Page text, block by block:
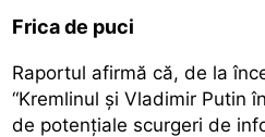
Frica de puci
Raportul afirmă că, de la
“Kremlinul și Vladimir Putin
de potențiale scurgeri de